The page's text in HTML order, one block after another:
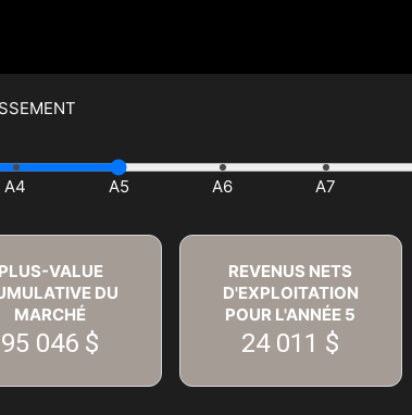
PLUS-VALUE
DU
MARCHÉ
95 046 $
REVENUS NETS
D'EXPLOITATION
POUR L'ANNÉE 5
24 011 $